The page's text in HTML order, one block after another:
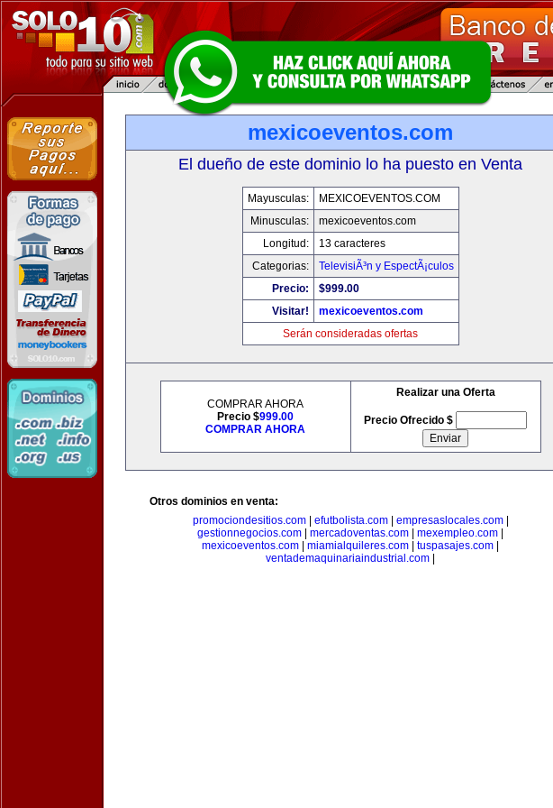
mexicoeventos.com
El dueño de este dominio lo ha puesto en Venta
Mayusculas:
MEXICOEVENTOS.COM
Minusculas:
mexicoeventos.com
Longitud:
13 caracteres
Categorias:
TelevisiÃ³n y EspectÃ¡culos
Precio:
$999.00
Visitar!
mexicoeventos.com
Serán consideradas ofertas
COMPRAR AHORA
Precio $999.00
COMPRAR AHORA
Realizar una Oferta
Precio Ofrecido $
Otros dominios en venta:
promociondesitios.com| efutbolista.com| empresaslocales.com|
gestionnegocios.com
mercadoventas.com mexempleo.com
mexicoeventos.com
miamialquileres.com tuspasajes.com
ventademaquinariaindustrial.com